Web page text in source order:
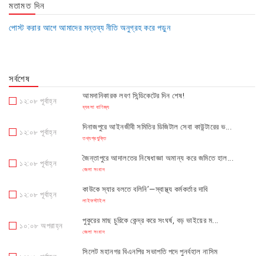
মতামত দিন
পোস্ট করার আগে আমাদের মন্তব্য নীতি অনুগ্রহ করে পড়ুন
সর্বশেষ
১২:০৮ পূর্বাহ্ন
আমদানিকারক লবণ সিন্ডিকেটের দিন শেষ!
ব্যবসা বাণিজ্য
১২:০৮ পূর্বাহ্ন
দিনাজপুরে আইনজীবী সমিতির ডিজিটাল সেবা কাউন্টারের ভ...
তথ্যপ্রযুক্তি
১২:০৮ পূর্বাহ্ন
জৈন্তাপুরে আদালতের নিষেধাজ্ঞা অমান্য করে জমিতে হাল...
জেলা সংবাদ
১২:০৮ পূর্বাহ্ন
কাউকে স্যার বলতে বলিনি’—স্বাস্থ্য কর্মকর্তার দাবি
লাইফস্টাইল
১০:০৮ অপরাহ্ন
পুকুরের মাছ চুরিকে কেন্দ্র করে সংঘর্ষ, বড় ভাইয়ের ম...
জেলা সংবাদ
সিলেট মহানগর বিএনপির সভাপতি পদে পুনর্বহাল নাসিম